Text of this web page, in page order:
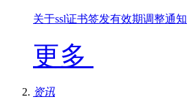
关于ssl证书签发有效期调整通知
更多
资讯